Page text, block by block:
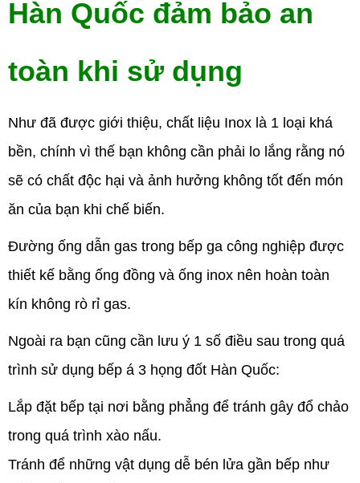
Hàn Quốc đảm bảo an
toàn khi sử dụng
Như đã được giới thiệu, chất liệu Inox là 1 loại khá
bền, chính vì thế bạn không cần phải lo lắng rằng nó
sẽ có chất độc hại và ảnh hưởng không tốt đến món
ăn của bạn khi chế biến.
Đường ống dẫn gas trong bếp ga công nghiệp được
thiết kế bằng ống đồng và ống inox nên hoàn toàn
kín không rò rỉ gas.
Ngoài ra bạn cũng cần lưu ý 1 số điều sau trong quá
trình sử dụng bếp á 3 họng đốt Hàn Quốc:
Lắp đặt bếp tại nơi bằng phẳng để tránh gây đổ chảo
trong quá trình xào nấu.
Tránh để những vật dụng dễ bén lửa gần bếp như